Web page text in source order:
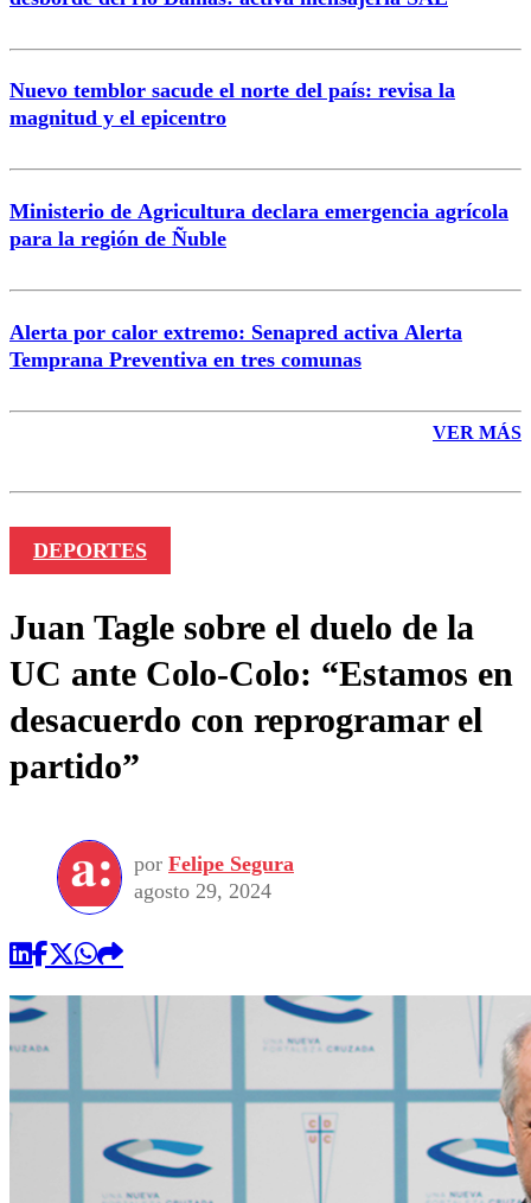
Nuevo temblor sacude el norte del país: revisa la
magnitud y el epicentro
Ministerio de Agricultura declara emergencia agrícola
para la región de Ñuble
Alerta por calor extremo: Senapred activa Alerta
Temprana Preventiva en tres comunas
VER MÁS
DEPORTES
Juan Tagle sobre el duelo de la
UC ante Colo-Colo: “Estamos en
desacuerdo con reprogramar el
partido”
por Felipe Segura
agosto 29, 2024